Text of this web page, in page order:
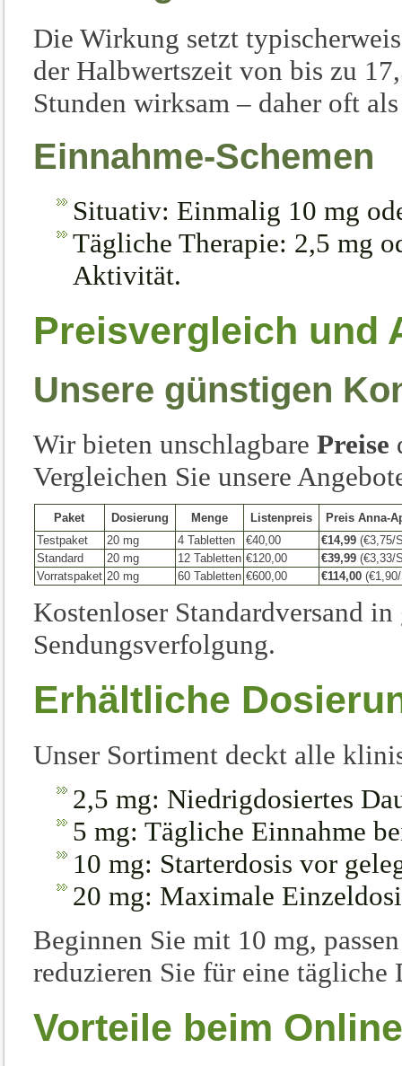
Die Wirkung setzt
der Halbwertszeit von bis zu
Stunden wirksam – daher oft
Einnahme-Schemen
Situativ: Einmalig 10 mg
Tägliche Therapie: 2,5 mg
Aktivität.
Preisvergleich und
Unsere günstigen
Wir bieten unschlagbare Preise
Vergleichen Sie unsere
Paket Dosierung Menge Listenpreis
Preis Anna-
Testpaket
20 mg 4 Tabletten €40,00 €14,99 (€3,75/
Standard
20 mg 12 Tabletten €120,00 €39,99 (€3,33/
Vorratspaket 20 mg 60 Tabletten €600,00 €114,00
Kostenloser Standardversand
Sendungsverfolgung.
Erhältliche
Unser Sortiment deckt alle
2,5 mg: Niedrigdosiertes
5 mg: Tägliche Einnahme
10 mg: Starterdosis vor
20 mg: Maximale
Beginnen Sie mit 10 mg,
reduzieren Sie für eine tägliche
Vorteile beim